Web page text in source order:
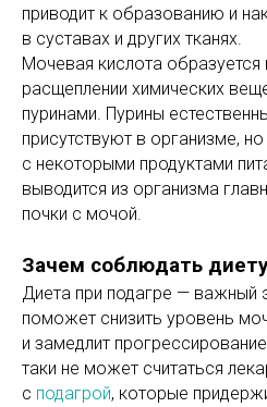
приводит к образованию и
в суставах и других тканях.
Мочевая кислота образуется
расщеплении химических
пуринами. Пурины
присутствуют в организме,
с некоторыми продуктами
выводится из организма
почки с мочой.
Зачем соблюдать
Диета при подагре — важный
поможет снизить уровень
и замедлит
таки не может считаться
с подагрой, которые